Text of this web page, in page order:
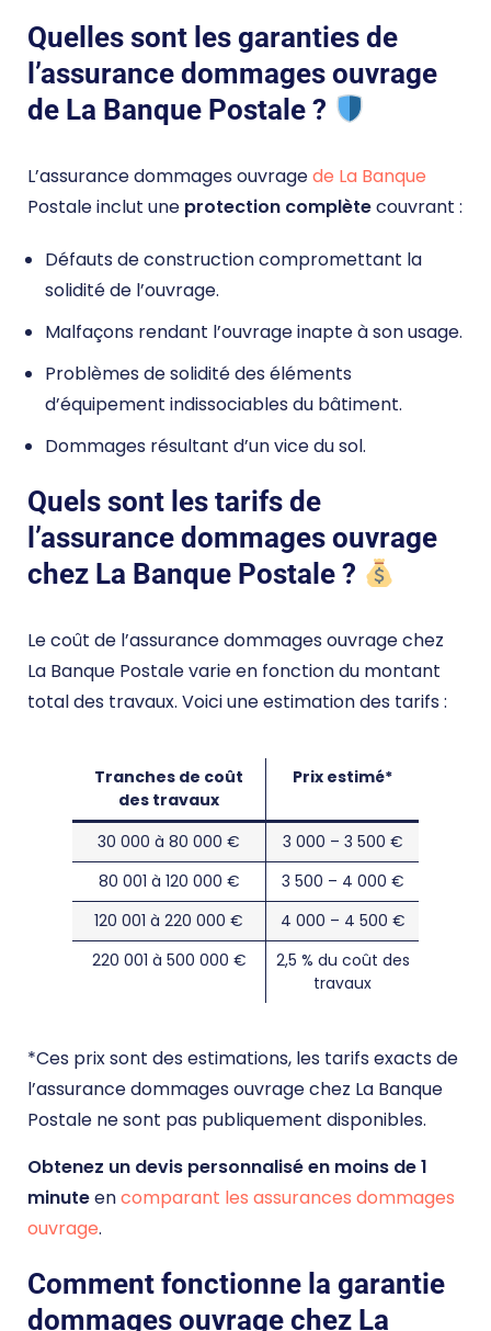
Quelles sont les garanties de
l’assurance dommages ouvrage
de La Banque Postale ?
L’assurance dommages ouvragede La Banque
Postale inclut une protection complètecouvrant :
Défauts de construction compromettant la
solidité de l’ouvrage.
Malfaçons rendant l’ouvrage inapte à son usage.
Problèmes de solidité des éléments
d’équipement indissociables du bâtiment.
Dommages résultant d’un vice du sol.
Quels sont les tarifs de
l’assurance dommages ouvrage
chez La Banque Postale ?
Le coût de l’assurance dommages ouvrage chez
La Banque Postale varie en fonction du montant
total des travaux. Voici une estimation des tarifs :
Tranches de coût
des travaux
Prix estimé*
30 000 à 80 000 €
3 000 – 3 500 €
80 001 à 120 000 €
3 500 – 4 000 €
120 001 à 220 000 €
4 000 – 4 500 €
220 001 à 500 000 €
2,5 % du coût des
travaux
*Ces prix sont des estimations, les tarifs exacts de
l’assurance dommages ouvrage chez La Banque
Postale ne sont pas publiquement disponibles.
Obtenez un devis personnalisé en moins de 1
minuteencomparant les assurances dommages
ouvrage.
Comment fonctionne la garantie
dommages ouvrage chez La